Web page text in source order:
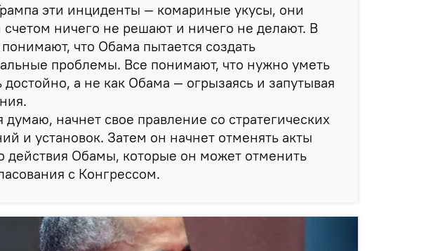
эти инциденты — комариные укусы, они
ничего не решают и ничего не делают. В
что Обама пытается создать
проблемы. Все понимают, что нужно уметь
достойно, а не как Обама — огрызаясь и запутывая
думаю, начнет свое правление со стратегических
и установок. Затем он начнет отменять акты
действия Обамы, которые он может отменить
с Конгрессом.